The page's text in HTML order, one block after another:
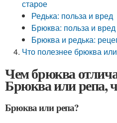
старое
Редька: польза и вред
Брюква: польза и вред
Брюква и редька:
Что полезнее брюква
Чем брюква
Брюква или репа,
Брюква или репа?